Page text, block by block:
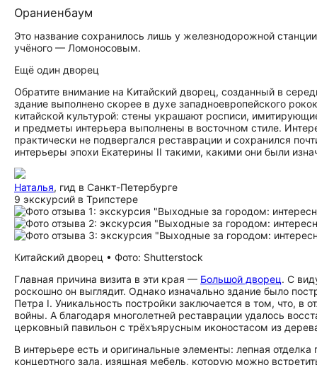
Ораниенбаум
Это название сохранилось лишь у железнодорожной
учёного — Ломоносовым.
Ещё один дворец
Обратите внимание на Китайский дворец, созданный в
здание выполнено скорее в духе западноевропейского
китайской культурой: стены украшают росписи,
и предметы интерьера выполнены в восточном стиле.
практически не подвергался реставрации и сохранился
интерьеры эпохи Екатерины II такими, какими они были
Наталья, гид в Санкт-Петербурге
9 экскурсий в Трипстере
Китайский дворец • Фото: Shutterstock
Главная причина визита в эти края — Большой дворец. С
роскошно он выглядит. Однако изначально здание было
Петра I. Уникальность постройки заключается в том, что, в
войны. А благодаря многолетней реставрации удалось
церковный павильон с трёхъярусным иконостасом из
В интерьере есть и оригинальные элементы: лепная
концертного зала, изящная мебель, которую можно